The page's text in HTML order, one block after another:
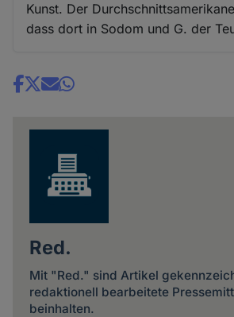
Kunst. Der
dass dort in Sodom und G. der
Share
Red.
Mit "Red." sind Artikel
redaktionell bearbeitete
beinhalten.